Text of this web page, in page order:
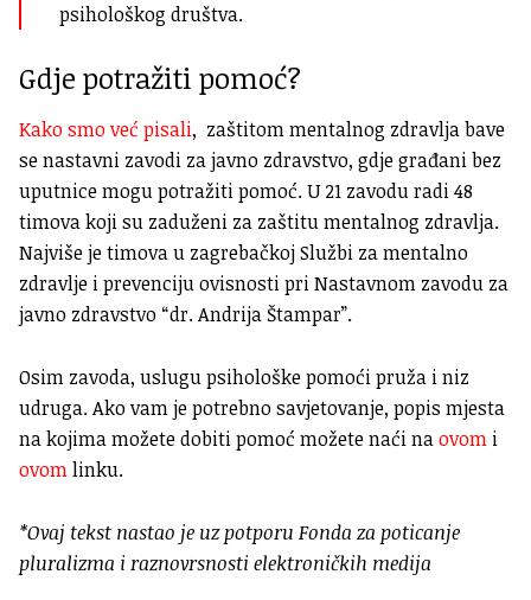
psihološkog društva.
Gdje potražiti pomoć?
Kako smo već pisali, zaštitom mentalnog zdravlja bave
se nastavni zavodi za javno zdravstvo, gdje građani bez
uputnice mogu potražiti pomoć. U 21 zavodu radi 48
timova koji su zaduženi za zaštitu mentalnog zdravlja.
Najviše je timova u zagrebačkoj Službi za mentalno
zdravlje i prevenciju ovisnosti pri Nastavnom zavodu za
javno zdravstvo “dr. Andrija Štampar”.
Osim zavoda, uslugu psihološke pomoći pruža i niz
udruga. Ako vam je potrebno savjetovanje, popis mjesta
na kojima možete dobiti pomoć možete naći naovom i
ovomlinku.
*Ovaj tekst nastao je uz potporu Fonda za poticanje
pluralizma i raznovrsnosti elektroničkih medija